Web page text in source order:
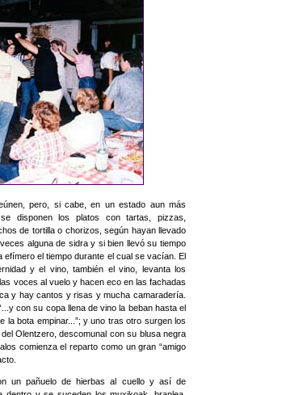
pero, si cabe, en un estado aun más
disponen los platos con tartas, pizzas,
de tortilla o chorizos, según hayan llevado
alguna de sidra y si bien llevó su tiempo
el tiempo durante el cual se vacían. El
y el vino, también el vino, levanta los
voces al vuelo y hacen eco en las fachadas
y hay cantos y risas y mucha camaradería.
con su copa llena de vino la beban hasta el
la bota empinar...”; y uno tras otro surgen los
Olentzero, descomunal con su blusa negra
comienza el reparto como un gran “amigo
un pañuelo de hierbas al cuello y así de